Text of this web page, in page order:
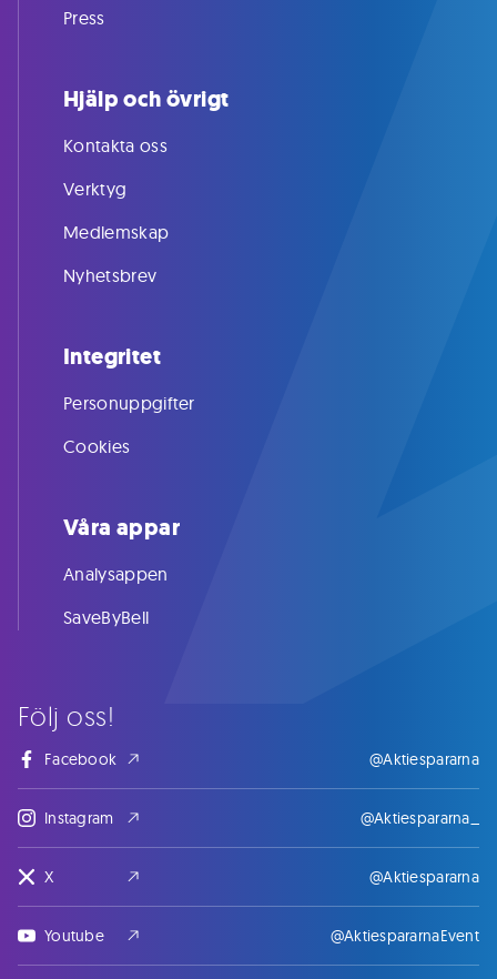
Följ oss!
Facebook @Aktiespararna
Instagram @Aktiespararna_
X @Aktiespararna
Youtube @AktiespararnaEvent
Press
Hjälp och övrigt
Kontakta oss
Verktyg
Medlemskap
Nyhetsbrev
Integritet
Personuppgifter
Cookies
Våra appar
Analysappen
SaveByBell